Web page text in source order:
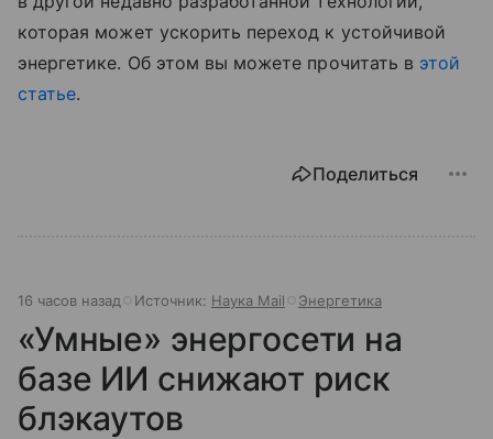
которая может ускорить переход к устойчивой
энергетике. Об этом вы можете прочитать в этой
статье.
Поделиться
16 часов назад Источник: Наука Mail Энергетика
«Умные» энергосети на
базе ИИ снижают риск
блэкаутов